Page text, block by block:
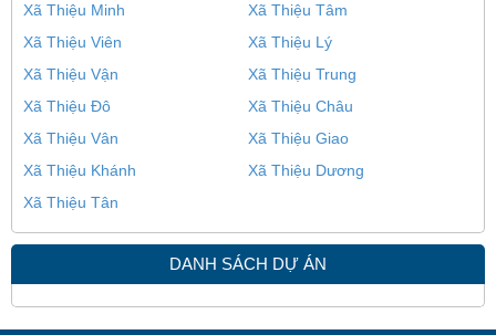
Xã Thiệu Minh
Xã Thiệu Tâm
Xã Thiệu Viên
Xã Thiệu Lý
Xã Thiệu Vận
Xã Thiệu Trung
Xã Thiệu Đô
Xã Thiệu Châu
Xã Thiệu Vân
Xã Thiệu Giao
Xã Thiệu Khánh
Xã Thiệu Dương
Xã Thiệu Tân
DANH SÁCH DỰ ÁN